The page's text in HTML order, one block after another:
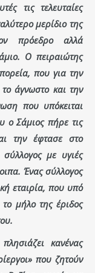
τις τελευταίες
μερίδιο της
πρόεδρο αλλά
Ο πειραιώτης
που για την
άγνωστο και την
που υπόκειται
ο Σάμιος πήρε τις
την έφτασε στο
με υγιές
Ένας σύλλογος
εταιρία, που υπό
μήλο της έριδος
κανένας
που ζητούν